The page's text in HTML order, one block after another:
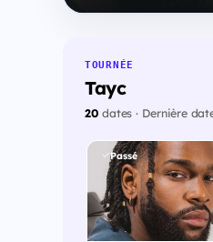
TOURNÉE
Tayc
20dates · Dernière
Passé